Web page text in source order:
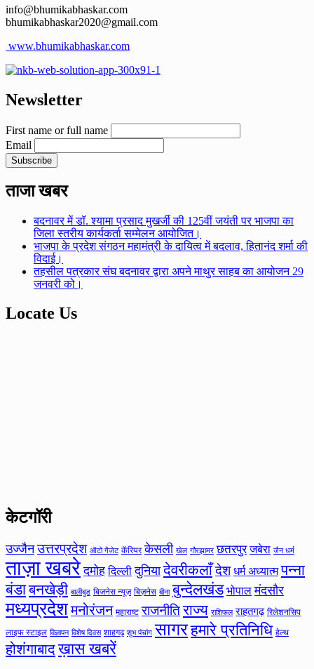
info@bhumikabhaskar.com
bhumikabhaskar2020@gmail.com
www.bhumikabhaskar.com
Newsletter
First name or full name
Email
ताजा खबर
बदनावर में डॉ. श्यामा प्रसाद मुखर्जी की 125वीं जयंती पर भाजपा का
जिला स्तरीय कार्यकर्ता सम्मेलन आयोजित।
भाजपा के प्रदेश संगठन महामंत्री के दायित्व में बदलाव, हितानंद शर्मा की
विदाई।
तहसील पत्रकार संघ बदनावर द्वारा अपने माथुर साहब का आयोजन 29
जनवरी को।
Locate Us
केटगॉरी
उज्जैन उत्तरप्रदेश ऑटो गैजेट कॅरियर केसली खेल गौरझामर छतरपुर जबेरा जैन धर्म
ताज़ा खबरे दमोह दिल्ली दुनिया देवरीकलाँदेश धर्म अध्यात्म पन्ना
बंडाबनखेड़ी बालीबुड बिजनेस न्यूज़ बिज़नेस बीना बुन्देलखंड भोपाल मंदसौर
मध्यप्रदेशमनोरंजन महाराष्ट राजनीतिराज्य राशिफल राहतगढ़ रिलेशनसिप
लाइफ स्टाइल विज्ञापन विशेष दिवस शाहगढ़ शुभ पंचांग सागरहमारे प्रतिनिधि हेल्थ
होशंगाबादख़ास खबरें